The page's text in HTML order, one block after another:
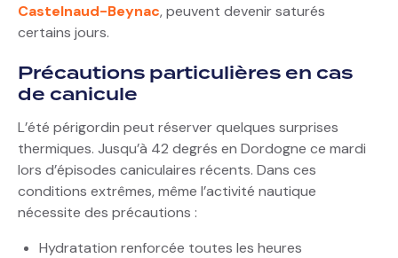
Castelnaud-Beynac, peuvent devenir saturés
certains jours.
Précautions particulières en cas
de canicule
L’été périgordin peut réserver quelques surprises
thermiques. Jusqu’à 42 degrés en Dordogne ce mardi
lors d’épisodes caniculaires récents. Dans ces
conditions extrêmes, même l’activité nautique
nécessite des précautions :
Hydratation renforcée toutes les heures